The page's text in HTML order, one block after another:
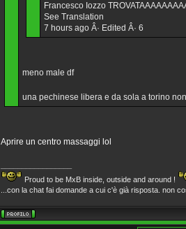
Francesco Iozzo
See Translation
7 hours ago Â· Edited Â· 6
meno male df
una pechinese libera e da sola a torino
Aprire un centro massaggi lol
Proud to be MxB inside, outside and around !
...con la chat fai domande a cui c'è già risposta. non